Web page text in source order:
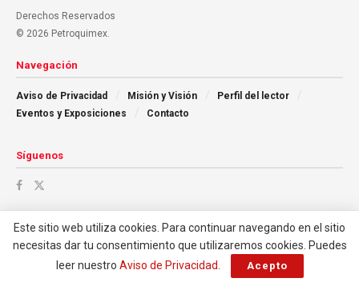
Derechos Reservados
© 2026 Petroquimex.
Navegación
Aviso de Privacidad Misión y Visión
Perfil del lector
Eventos y Exposiciones
Contacto
Síguenos
Este sitio web utiliza cookies. Para continuar navegando en el sitio
necesitas dar tu consentimiento que utilizaremos cookies. Puedes
leer nuestro Aviso de Privacidad Acepto